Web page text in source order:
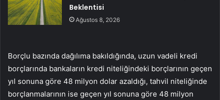
Beklentisi
Ağustos 8, 2026
Borçlu bazında dağılıma bakıldığında, uzun vadeli kredi
borçlarında bankaların kredi niteliğindeki borçlarının geçen
yıl sonuna göre 48 milyon dolar azaldığı, tahvil niteliğinde
borçlanmalarının ise geçen yıl sonuna göre 48 milyon